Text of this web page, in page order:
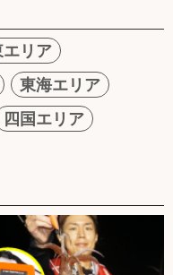
エリア
東海エリア
四国エリア